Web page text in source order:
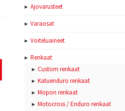
Ajovarusteet
Varaosat
Voiteluaineet
Renkaat
Custom renkaat
Katuenduro renkaat
Mopon renkaat
Motocross / Enduro renkaat